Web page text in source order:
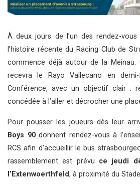
À deux jours de l’un des rendez-
l’histoire récente du Racing Club de
commence déjà autour de la Meinau.
recevra le Rayo Vallecano en
Conférence, avec un objectif clair :
concédée à l’aller et décrocher une
Pour pousser les joueurs dès leur
Boys 90donnent rendez-vous à
RCS afin d’accueillir le bus
rassemblement est prévu ce jeudi
l’Extenwoerthfeld, à proximité du